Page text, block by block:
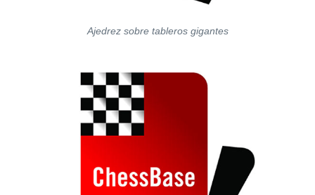
Ajedrez sobre tableros gigantes